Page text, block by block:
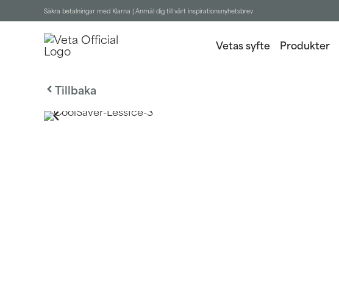
Säkra betalningar med Klarna | Anmäl dig till vårt inspirationsnyhetsbrev
Vetas syfte Produkter
Tillbaka